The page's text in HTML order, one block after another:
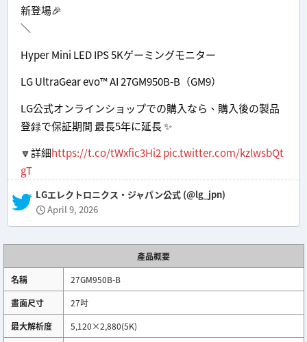
新登場🎉
＼
Hyper Mini LED IPS 5Kゲーミングモニター
LG UltraGear evo™ AI 27GM950B-B（GM9）
LG公式オンラインショップでの購入なら、購入後の製品
登録で保証期間 最長5年に延長 ✨
🔽詳細https://t.co/tWxfic3Hi2 pic.twitter.com/kzlwsbQt
gT
— LGエレクトロニクス・ジャパン公式 (@lg_jpn)
April 9, 2026
產品概要
名稱
27GM950B-B
畫面尺寸
27吋
最大解析度
5,120×2,880(5K)